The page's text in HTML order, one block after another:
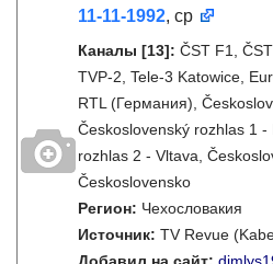
11-11-1992, ср
Каналы [13]: ČST F1,
TVP-2, Tele-3 Katowice,
RTL (Германия),
Československý rozhlas 1
rozhlas 2 - Vltava,
Československo
Регион: Чехословакия
Источник: TV Revue